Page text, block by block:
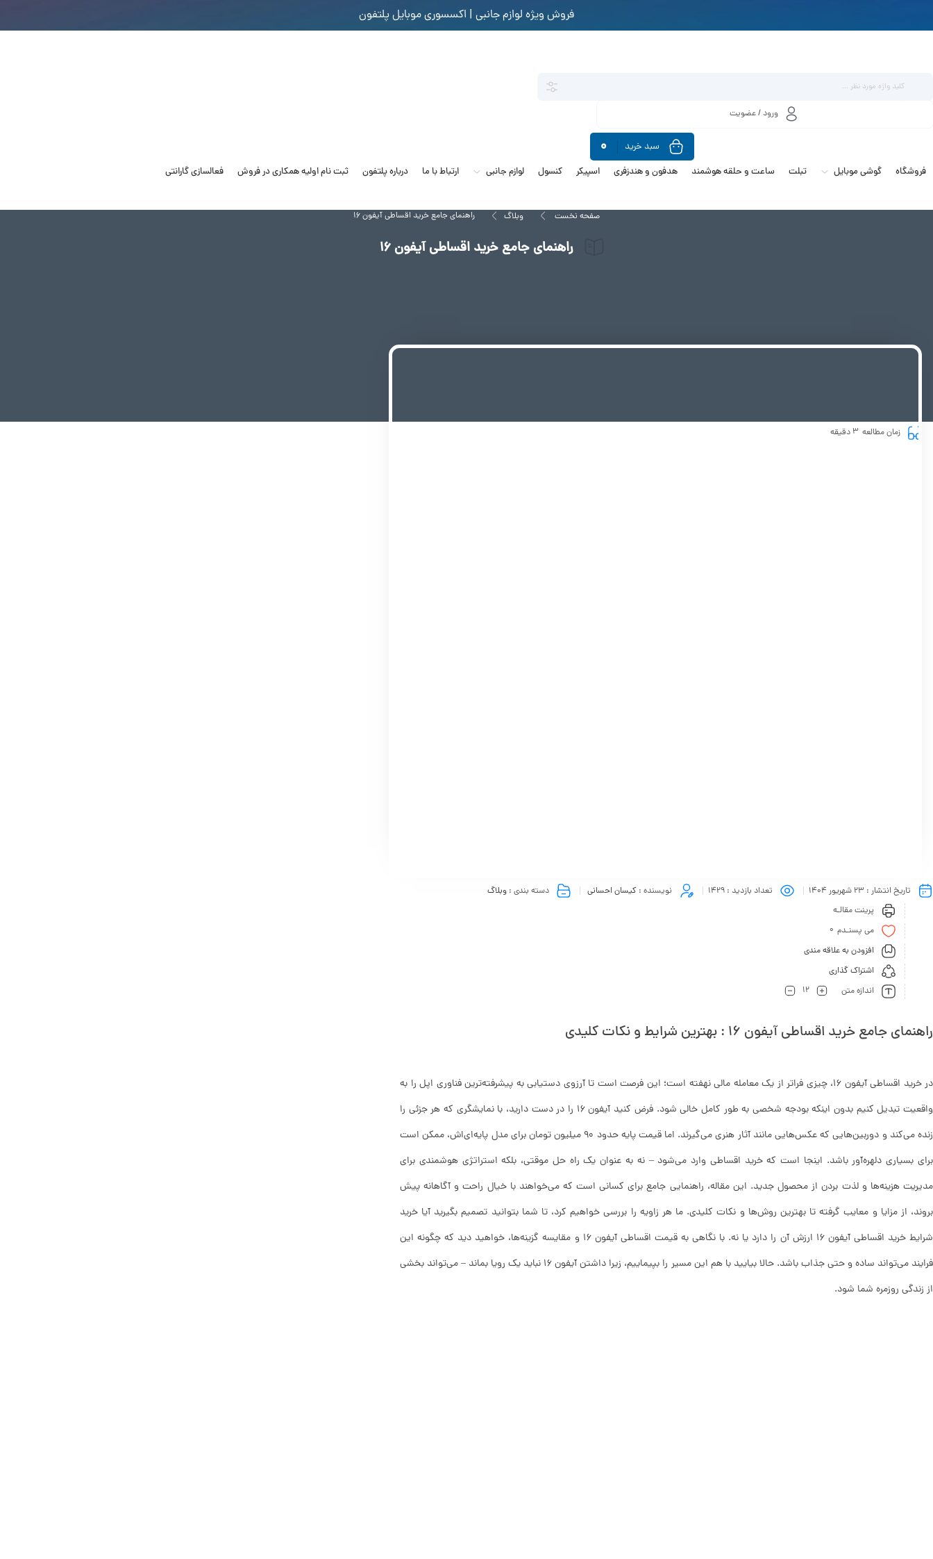
فروش ویژه لوازم جانبی | اکسسوری موبایل پلتفون
ورود / عضویت
سبد خرید 0
فروشگاه گوشی موبایل تبلت ساعت و حلقه هوشمند هدفون و هندزفری اسپیکر کنسول لوازم جانبی ارتباط با ما درباره پلتفون ثبت نام اولیه همکاری در فروش فعالسازی گارانتی
صفحه نخست وبلاگ راهنمای جامع خرید اقساطی آیفون 16
راهنمای جامع خرید اقساطی آیفون 16
زمان مطالعه 3 دقیقه
تاریخ انتشار : 23 شهریور 1404 تعداد بازدید : 1429 نویسنده : کیسان احسانی دسته بندی : وبلاگ
پرینت مقالـه
می پسنـدم 0
افزودن به علاقه مندی
اشتراک گذاری
اندازه متن
12
راهنمای جامع خرید اقساطی آیفون 16 : بهترین شرایط و نکات کلیدی
در خرید اقساطی آیفون 16، چیزی فراتر از یک معامله مالی نهفته است؛ این فرصت است تا آرزوی دستیابی به پیشرفته‌ترین فناوری اپل را به
واقعیت تبدیل کنیم بدون اینکه بودجه شخصی به طور کامل خالی شود. فرض کنید آیفون 16 را در دست دارید، با نمایشگری که هر جزئی را
زنده می‌کند و دوربین‌هایی که عکس‌هایی مانند آثار هنری می‌گیرند. اما قیمت پایه حدود ۹۰ میلیون تومان برای مدل پایه‌ای‌اش، ممکن است
برای بسیاری دلهره‌آور باشد. اینجا است که خرید اقساطی وارد می‌شود – نه به عنوان یک راه حل موقتی، بلکه استراتژی هوشمندی برای
مدیریت هزینه‌ها و لذت بردن از محصول جدید. این مقاله، راهنمایی جامع برای کسانی است که می‌خواهند با خیال راحت و آگاهانه پیش
بروند، از مزایا و معایب گرفته تا بهترین روش‌ها و نکات کلیدی. ما هر زاویه را بررسی خواهیم کرد، تا شما بتوانید تصمیم بگیرید آیا خرید
شرایط خرید اقساطی آیفون 16 ارزش آن را دارد یا نه. با نگاهی به قیمت اقساطی آیفون 16 و مقایسه گزینه‌ها، خواهید دید که چگونه این
فرایند می‌تواند ساده و حتی جذاب باشد. حالا بیایید با هم این مسیر را بپیماییم، زیرا داشتن آیفون 16 نباید یک رویا بماند – می‌تواند بخشی
از زندگی روزمره شما شود.